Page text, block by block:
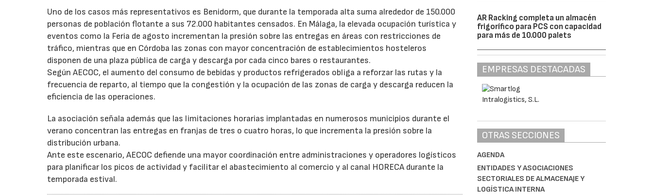
Uno de los casos más representativos es Benidorm, que durante la temporada alta suma alrededor de 150.000
personas de población flotante a sus 72.000 habitantes censados. En Málaga, la elevada ocupación turística y
eventos como la Feria de agosto incrementan la presión sobre las entregas en áreas con restricciones de
tráfico, mientras que en Córdoba las zonas con mayor concentración de establecimientos hosteleros
disponen de una plaza pública de carga y descarga por cada cinco bares o restaurantes.
Según AECOC, el aumento del consumo de bebidas y productos refrigerados obliga a reforzar las rutas y la
frecuencia de reparto, al tiempo que la congestión y la ocupación de las zonas de carga y descarga reducen la
eficiencia de las operaciones.
La asociación señala además que las limitaciones horarias implantadas en numerosos municipios durante el
verano concentran las entregas en franjas de tres o cuatro horas, lo que incrementa la presión sobre la
distribución urbana.
Ante este escenario, AECOC defiende una mayor coordinación entre administraciones y operadores logísticos
para planificar los picos de actividad y facilitar el abastecimiento al comercio y al canal HORECA durante la
temporada estival.
AR Racking completa un almacén
frigorífico para PCS con capacidad
para más de 10.000 palets
EMPRESAS DESTACADAS
OTRAS SECCIONES
AGENDA
ENTIDADES Y ASOCIACIONES
SECTORIALES DE ALMACENAJE Y
LOGÍSTICA INTERNA